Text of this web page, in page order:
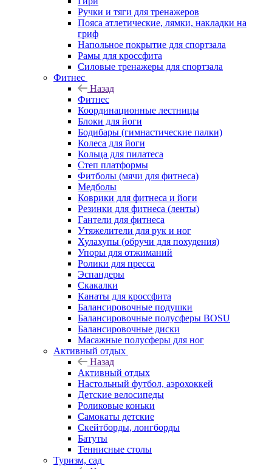
Ручки и тяги для тренажеров
Пояса атлетические, лямки, накладки на
гриф
Напольное покрытие для спортзала
Рамы для кроссфита
Силовые тренажеры для спортзала
Фитнес
Назад
Фитнес
Координационные лестницы
Блоки для йоги
Бодибары (гимнастические палки)
Колеса для йоги
Кольца для пилатеса
Степ платформы
Фитболы (мячи для фитнеса)
Медболы
Коврики для фитнеса и йоги
Резинки для фитнеса (ленты)
Гантели для фитнеса
Утяжелители для рук и ног
Хулахупы (обручи для похудения)
Упоры для отжиманий
Ролики для пресса
Эспандеры
Скакалки
Канаты для кроссфита
Балансировочные подушки
Балансировочные полусферы BOSU
Балансировочные диски
Масажные полусферы для ног
Активный отдых
Назад
Активный отдых
Настольный футбол, аэрохоккей
Детские велосипеды
Роликовые коньки
Самокаты детские
Скейтборды, лонгборды
Батуты
Теннисные столы
Туризм, сад